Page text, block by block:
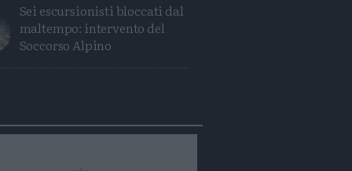
Sei escursionisti bloccati dal
maltempo: intervento del
Soccorso Alpino